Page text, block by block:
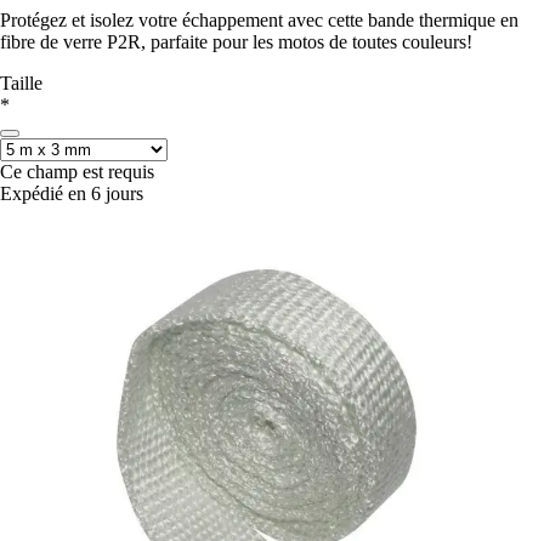
Protégez et isolez votre échappement avec cette bande thermique en
fibre de verre P2R, parfaite pour les motos de toutes couleurs!
Taille
*
Ce champ est requis
Expédié en 6 jours